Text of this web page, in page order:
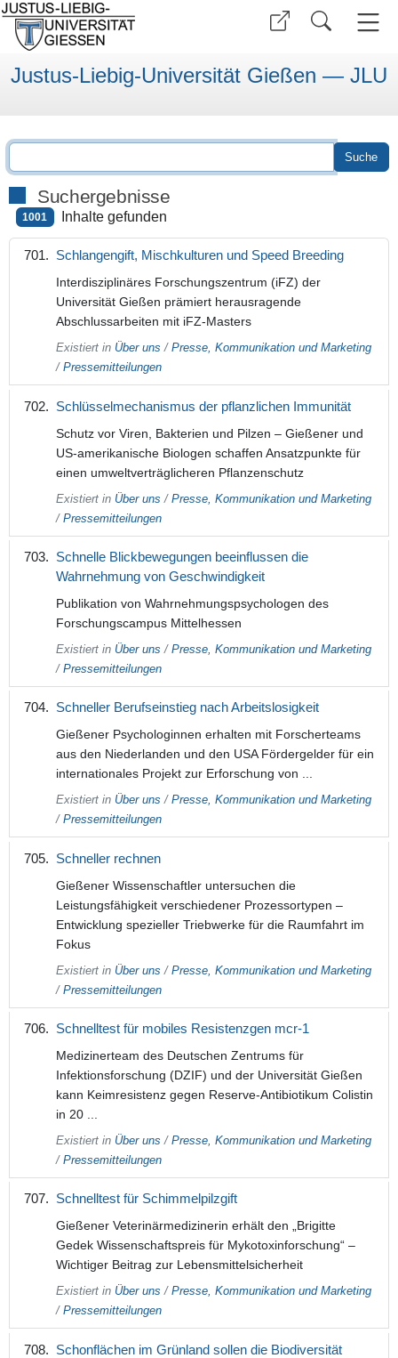
Justus-Liebig-Universität Gießen — JLU
Suchergebnisse
1001 Inhalte gefunden
Schlangengift, Mischkulturen und Speed Breeding
Interdisziplinäres Forschungszentrum (iFZ) der
Universität Gießen prämiert herausragende
Abschlussarbeiten mit iFZ-Masters
Existiert in Über uns / Presse, Kommunikation und Marketing
/ Pressemitteilungen
Schlüsselmechanismus der pflanzlichen Immunität
Schutz vor Viren, Bakterien und Pilzen – Gießener und
US-amerikanische Biologen schaffen Ansatzpunkte für
einen umweltverträglicheren Pflanzenschutz
Existiert in Über uns / Presse, Kommunikation und Marketing
/ Pressemitteilungen
Schnelle Blickbewegungen beeinflussen die
Wahrnehmung von Geschwindigkeit
Publikation von Wahrnehmungspsychologen des
Forschungscampus Mittelhessen
Existiert in Über uns / Presse, Kommunikation und Marketing
/ Pressemitteilungen
Schneller Berufseinstieg nach Arbeitslosigkeit
Gießener Psychologinnen erhalten mit Forscherteams
aus den Niederlanden und den USA Fördergelder für ein
internationales Projekt zur Erforschung von ...
Existiert in Über uns / Presse, Kommunikation und Marketing
/ Pressemitteilungen
Schneller rechnen
Gießener Wissenschaftler untersuchen die
Leistungsfähigkeit verschiedener Prozessortypen –
Entwicklung spezieller Triebwerke für die Raumfahrt im
Fokus
Existiert in Über uns / Presse, Kommunikation und Marketing
/ Pressemitteilungen
Schnelltest für mobiles Resistenzgen mcr-1
Medizinerteam des Deutschen Zentrums für
Infektionsforschung (DZIF) und der Universität Gießen
kann Keimresistenz gegen Reserve-Antibiotikum Colistin
in 20 ...
Existiert in Über uns / Presse, Kommunikation und Marketing
/ Pressemitteilungen
Schnelltest für Schimmelpilzgift
Gießener Veterinärmedizinerin erhält den „Brigitte
Gedek Wissenschaftspreis für Mykotoxinforschung“ –
Wichtiger Beitrag zur Lebensmittelsicherheit
Existiert in Über uns / Presse, Kommunikation und Marketing
/ Pressemitteilungen
Schonflächen im Grünland sollen die Biodiversität